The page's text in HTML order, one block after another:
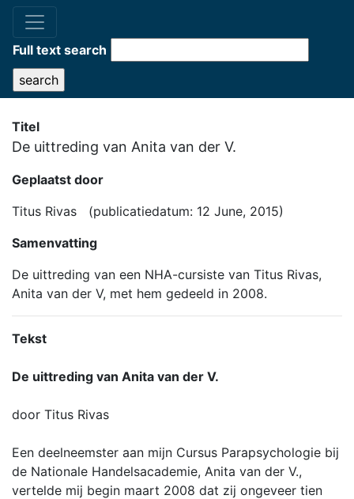
Full text search
Titel
De uittreding van Anita van der V.
Geplaatst door
Titus Rivas (publicatiedatum: 12 June, 2015)
Samenvatting
De uittreding van een NHA-cursiste van Titus Rivas,
Anita van der V, met hem gedeeld in 2008.
Tekst
De uittreding van Anita van der V.
door Titus Rivas
Een deelneemster aan mijn Cursus Parapsychologie bij
de Nationale Handelsacademie, Anita van der V.,
vertelde mij begin maart 2008 dat zij ongeveer tien